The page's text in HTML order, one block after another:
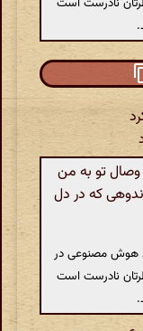
تو به من
که در دل
هوش مصنوعی در
نادرست است